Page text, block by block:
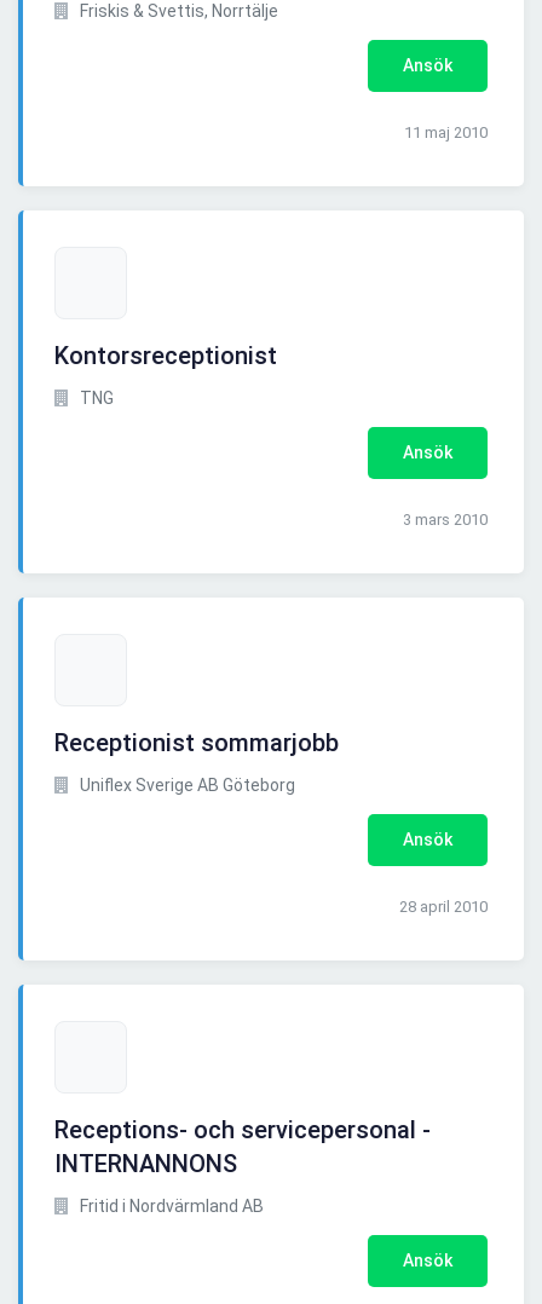
Friskis & Svettis, Norrtälje
Ansök
11 maj 2010
Kontorsreceptionist
TNG
Ansök
3 mars 2010
Receptionist sommarjobb
Uniflex Sverige AB Göteborg
Ansök
28 april 2010
Receptions- och servicepersonal -
INTERNANNONS
Fritid i Nordvärmland AB
Ansök